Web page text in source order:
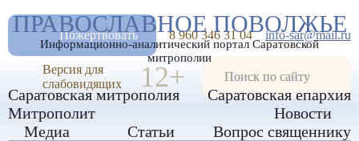
РАЗМЕР ШРИФТА А А А
ИЗОБРАЖЕНИЯ
ПРАВОСЛАВНОЕ ПОВОЛЖЬЕ
Информационно-аналитический портал Саратовской
митрополии
Пожертвовать 8 960 346 31 04 info-sar@mail.ru
Версия для
слабовидящих
12+
Саратовская митрополия
Саратовская епархия
Митрополит
Новости
Медиа
Статьи Вопрос священнику